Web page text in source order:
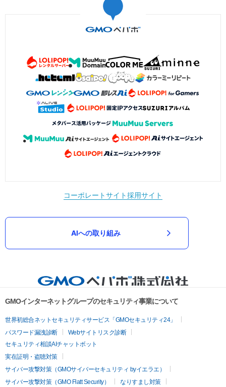
コーポレートサイト採用サイト
AIへの取り組み
GMOインターネットグループのセキュリティ事業について
世界初総合ネットセキュリティサービス「GMOセキュリティ24」
パスワード漏洩診断
Webサイトリスク診断
セキュリティ相談AIチャットボット
実在証明・盗聴対策
サイバー攻撃対策（GMOサイバーセキュリティ byイエラエ）
サイバー攻撃対策（GMO Flatt Security）
なりすまし対策